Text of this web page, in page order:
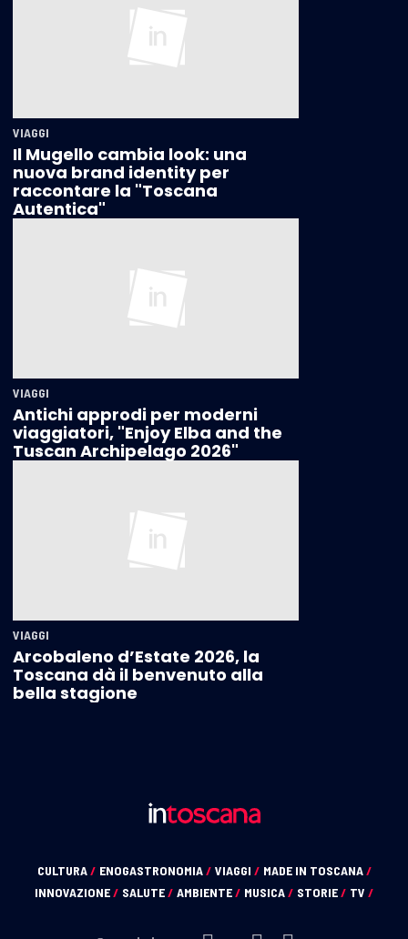
VIAGGI
Il Mugello cambia look: una
nuova brand identity per
raccontare la "Toscana
Autentica"
VIAGGI
Antichi approdi per moderni
viaggiatori, "Enjoy Elba and the
Tuscan Archipelago 2026"
VIAGGI
Arcobaleno d’Estate 2026, la
Toscana dà il benvenuto alla
bella stagione
CULTURA/ ENOGASTRONOMIA/ VIAGGI / MADE IN TOSCANA/
INNOVAZIONE/ SALUTE/ AMBIENTE/ MUSICA/ STORIE/ TV /